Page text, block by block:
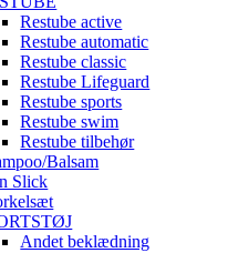
Restube active
Restube automatic
Restube classic
Restube Lifeguard
Restube sports
Restube swim
Restube tilbehør
Balsam
Slick
Andet beklædning